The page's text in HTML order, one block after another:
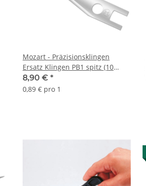
Mozart - Präzisionsklingen
Ersatz Klingen PB1 spitz (10
Stück)
8,90 € *
0,89 € pro 1